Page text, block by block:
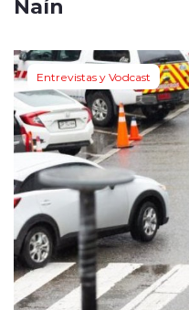
Naín
Entrevistas y Vodcast